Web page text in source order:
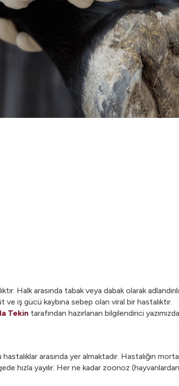
Halk arasında tabak veya dabak olarak
iş gücü kaybına sebep olan viral bir hastalıktır.
Tekin tarafından hazırlanan bilgilendirici
arasında yer almaktadır. Hastalığın
hızla yayılır. Her ne kadar zoonoz